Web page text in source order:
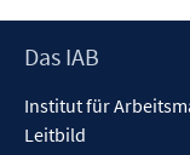
Footer
Das IAB
Institut für
Leitbild